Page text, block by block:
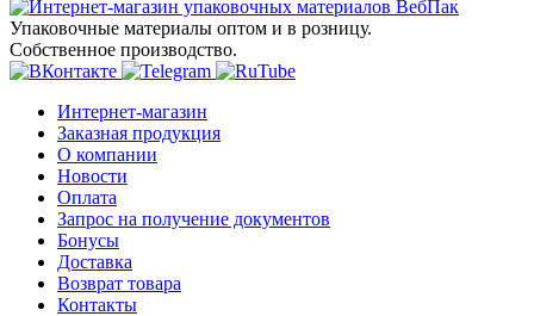
Упаковочные материалы оптом и в розницу.
Собственное производство.
Интернет-магазин
Заказная продукция
О компании
Новости
Оплата
Запрос на получение документов
Бонусы
Доставка
Возврат товара
Контакты